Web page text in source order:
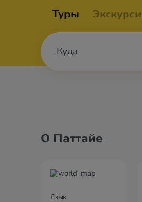
Туры
О Паттайе
Язык